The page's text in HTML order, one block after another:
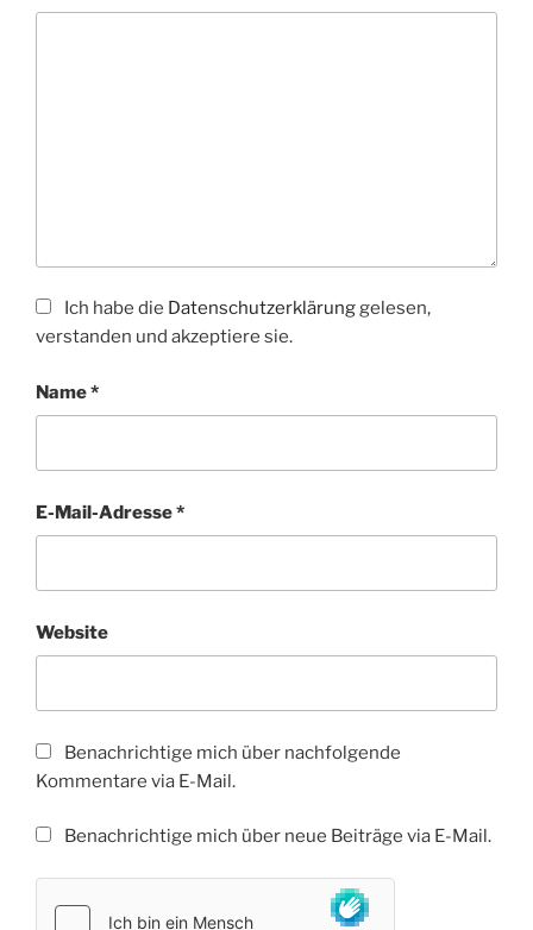
Ich habe die Datenschutzerklärunggelesen,
verstanden und akzeptiere sie.
Name*
E-Mail-Adresse*
Website
Benachrichtige mich über nachfolgende
Kommentare via E-Mail.
Benachrichtige mich über neue Beiträge via E-Mail.